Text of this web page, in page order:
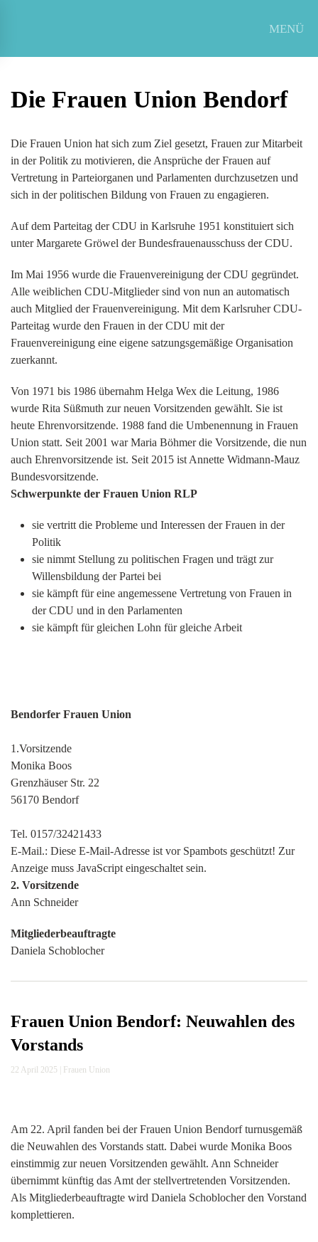
MENÜ
Die Frauen Union Bendorf
Die Frauen Union hat sich zum Ziel gesetzt, Frauen zur Mitarbeit
in der Politik zu motivieren, die Ansprüche der Frauen auf
Vertretung in Parteiorganen und Parlamenten durchzusetzen und
sich in der politischen Bildung von Frauen zu engagieren.
Auf dem Parteitag der CDU in Karlsruhe 1951 konstituiert sich
unter Margarete Gröwel der Bundesfrauenausschuss der CDU.
Im Mai 1956 wurde die Frauenvereinigung der CDU gegründet.
Alle weiblichen CDU-Mitglieder sind von nun an automatisch
auch Mitglied der Frauenvereinigung. Mit dem Karlsruher CDU-
Parteitag wurde den Frauen in der CDU mit der
Frauenvereinigung eine eigene satzungsgemäßige Organisation
zuerkannt.
Von 1971 bis 1986 übernahm Helga Wex die Leitung, 1986
wurde Rita Süßmuth zur neuen Vorsitzenden gewählt. Sie ist
heute Ehrenvorsitzende. 1988 fand die Umbenennung in Frauen
Union statt. Seit 2001 war Maria Böhmer die Vorsitzende, die nun
auch Ehrenvorsitzende ist. Seit 2015 ist Annette Widmann-Mauz
Bundesvorsitzende.
Schwerpunkte der Frauen Union RLP
sie vertritt die Probleme und Interessen der Frauen in der
Politik
sie nimmt Stellung zu politischen Fragen und trägt zur
Willensbildung der Partei bei
sie kämpft für eine angemessene Vertretung von Frauen in
der CDU und in den Parlamenten
sie kämpft für gleichen Lohn für gleiche Arbeit
Bendorfer Frauen Union
1.Vorsitzende
Monika Boos
Grenzhäuser Str. 22
56170 Bendorf
Tel. 0157/32421433
E-Mail.: Diese E-Mail-Adresse ist vor Spambots geschützt! Zur
Anzeige muss JavaScript eingeschaltet sein.
2. Vorsitzende
Ann Schneider
Mitgliederbeauftragte
Daniela Schoblocher
Frauen Union Bendorf: Neuwahlen des
Vorstands
22 April 2025 Frauen Union
Am 22. April fanden bei der Frauen Union Bendorf turnusgemäß
die Neuwahlen des Vorstands statt. Dabei wurde Monika Boos
einstimmig zur neuen Vorsitzenden gewählt. Ann Schneider
übernimmt künftig das Amt der stellvertretenden Vorsitzenden.
Als Mitgliederbeauftragte wird Daniela Schoblocher den Vorstand
komplettieren.